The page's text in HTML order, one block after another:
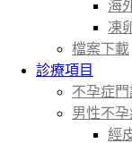
海
凍
檔案下載
診療項目
不孕症
男性不
經